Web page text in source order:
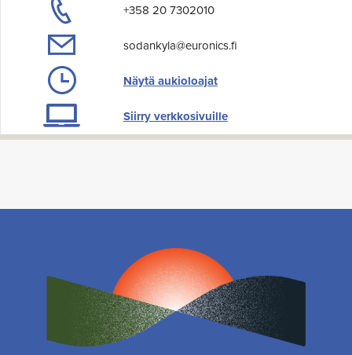
+358 20 7302010
sodankyla@euronics.fi
Näytä aukioloajat
Siirry verkkosivuille